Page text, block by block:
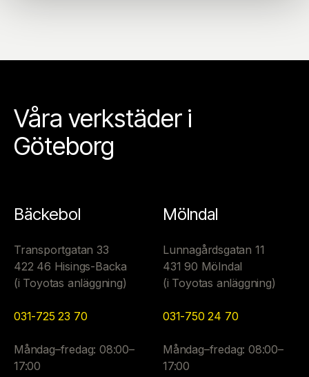
Våra verkstäder i
Göteborg
Bäckebol
Transportgatan 33
422 46 Hisings-Backa
(i Toyotas anläggning)
031-725 23 70
Måndag–fredag: 08:00–
17:00
Mölndal
Lunnagårdsgatan 11
431 90 Mölndal
(i Toyotas anläggning)
031-750 24 70
Måndag–fredag: 08:00–
17:00